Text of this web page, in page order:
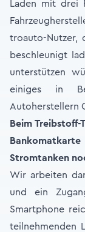
Laden mit drei
troauto-Nutzer,
beschleunigt
unterstützen
einiges in
Autoherstellern
Beim
Stromtanken
Wir arbeiten
und ein
Smartphone
teilnehmenden